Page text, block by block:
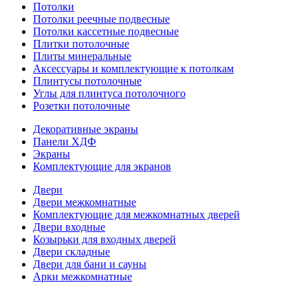
Потолки
Потолки реечные подвесные
Потолки кассетные подвесные
Плитки потолочные
Плиты минеральные
Аксессуары и комплектующие к потолкам
Плинтусы потолочные
Углы для плинтуса потолочного
Розетки потолочные
Декоративные экраны
Панели ХДФ
Экраны
Комплектующие для экранов
Двери
Двери межкомнатные
Комплектующие для межкомнатных дверей
Двери входные
Козырьки для входных дверей
Двери складные
Двери для бани и сауны
Арки межкомнатные